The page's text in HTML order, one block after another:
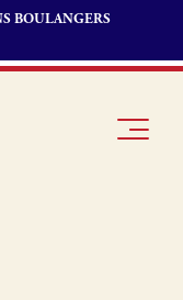
BOULANGERS